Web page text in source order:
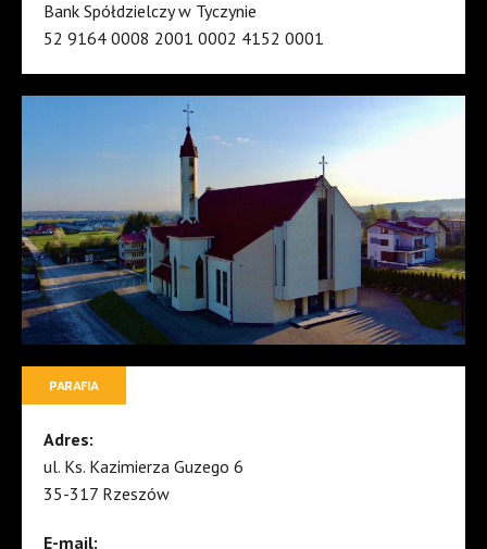
Bank Spółdzielczy w Tyczynie
52 9164 0008 2001 0002 4152 0001
PARAFIA
Adres:
ul. Ks. Kazimierza Guzego 6
35-317 Rzeszów
E-mail: